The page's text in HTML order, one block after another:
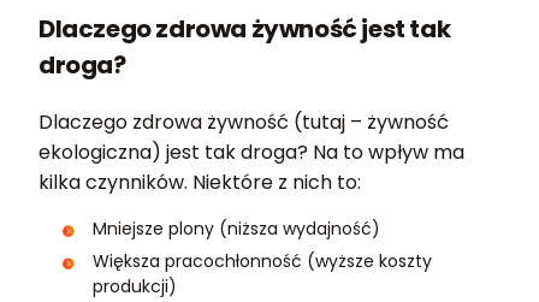
Dlaczego zdrowa żywność jest tak
droga?
Dlaczego zdrowa żywność (tutaj – żywność
ekologiczna) jest tak droga? Na to wpływ ma
kilka czynników. Niektóre z nich to:
Mniejsze plony (niższa wydajność)
Większa pracochłonność (wyższe koszty
produkcji)